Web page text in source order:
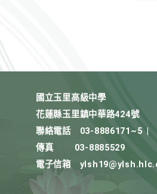
國立玉里高級中學
花蓮縣玉里鎮中華路424號
聯絡電話
03-8886171~5
傳真
03-8885529
電子信箱